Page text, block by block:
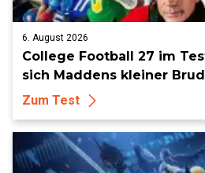
6. August 2026
College Football 27 im
sich Maddens kleiner
Zum Test